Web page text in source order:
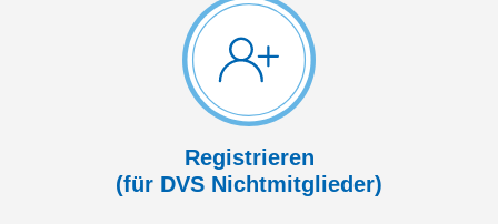
Registrieren
(für DVS Nicht­mitglieder)